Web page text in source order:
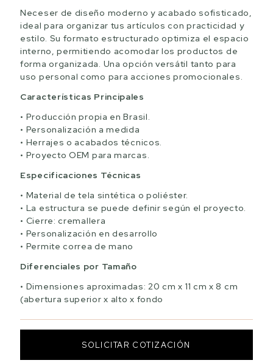
Neceser de diseño moderno y acabado sofisticado,
ideal para organizar tus artículos con practicidad y
estilo. Su formato estructurado optimiza el espacio
interno, permitiendo acomodar los productos de
forma organizada. Una opción versátil tanto para
uso personal como para acciones promocionales.
Características Principales
Producción propia en Brasil.
Personalización a medida
Herrajes o acabados técnicos.
Proyecto OEM para marcas.
Especificaciones Técnicas
Material de tela sintética o poliéster.
La estructura se puede definir según el proyecto.
Cierre: cremallera
Personalización en desarrollo
Permite correa de mano
Diferenciales por Tamaño
Dimensiones aproximadas: 20 cm x 11 cm x 8 cm
(abertura superior x alto x fondo
SOLICITAR COTIZACIÓN